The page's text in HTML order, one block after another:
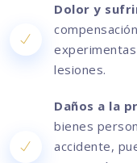
Dolor y
lesiones.
Daños a la
bienes
accidente,